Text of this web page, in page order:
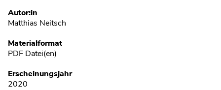
Metadaten
Autor:in
Matthias Neitsch
Materialformat
PDF Datei(en)
Erscheinungsjahr
2020